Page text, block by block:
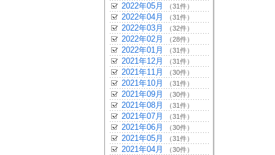
2022年05月 （31件）
2022年04月 （31件）
2022年03月 （32件）
2022年02月 （28件）
2022年01月 （31件）
2021年12月 （31件）
2021年11月 （30件）
2021年10月 （31件）
2021年09月 （30件）
2021年08月 （31件）
2021年07月 （31件）
2021年06月 （30件）
2021年05月 （31件）
2021年04月 （30件）